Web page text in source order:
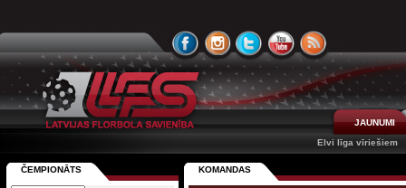
JAUNUMI
Elvi līga vīriešiem
KOMANDAS
ČEMPIONĀTS